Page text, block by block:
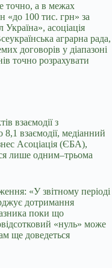
точно, а в межах
«до 100 тис. грн» за
асоціація
аграрна рада,
договорів у діапазоні
точно розрахувати
взаємодії з
8,1 взаємодії, медіанний
Асоціація (ЄБА),
лише одним–трьома
«У звітному періоді
дотримання
поки що
«нуль» може
ще доведеться